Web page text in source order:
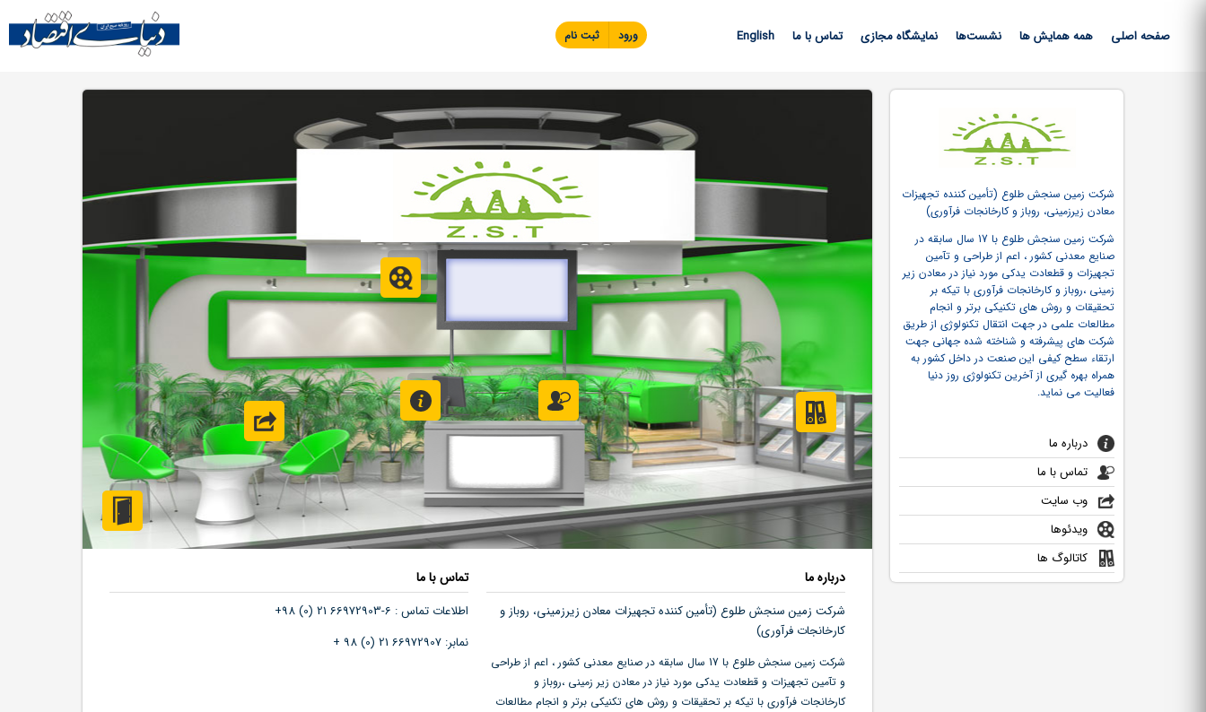
صفحه اصلی همه همایش ها نشست‌ها نمایشگاه مجازی تماس با ما English ورود ثبت نام
شرکت زمین سنجش طلوع (تأمین کننده تجهیزات
معادن زیرزمینی، روباز و کارخانجات فرآوری)
شرکت زمین سنجش طلوع با 17 سال سابقه در
صنایع معدنی کشور ، اعم از طراحی و تآمین
تجهیزات و قطعادت یدکی مورد نیاز در معادن زیر
زمینی ،روباز و کارخانجات فرآوری با تیکه بر
تحقیقات و روش های تکنیکی برتر و انجام
مطالعات علمی در جهت انتقال تکنولوژی از طریق
شرکت های پیشرفته و شناخته شده جهانی جهت
ارتقاء سطح کیفی این صنعت در داخل کشور به
همراه بهره گیری از آخرین تکنولوژی روز دنیا
فعالیت می نماید.
درباره ما
تماس با ما
وب سایت
ویدئوها
کاتالوگ ها
خروج
وب سایت
اطلاعات تماس با ما
ویدئو
درباره ما
شرکت زمین سنجش طلوع (تأمین کننده تجهیزات معادن زیرزمینی، روباز و
کارخانجات فرآوری)
شرکت زمین سنجش طلوع با 17 سال سابقه در صنایع معدنی کشور ، اعم از طراحی
و تآمین تجهیزات و قطعادت یدکی مورد نیاز در معادن زیر زمینی ،روباز و
کارخانجات فرآوری با تیکه بر تحقیقات و روش های تکنیکی برتر و انجام مطالعات
تماس با ما
اطلاعات تماس : 6-66972903 21 (0) 98+
نمابر: 66972907 21 (0) 98 +